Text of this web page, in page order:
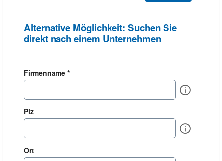
Alternative Möglichkeit: Suchen Sie
direkt nach einem Unternehmen
Firmenname *
Info
Plz
Info
Ort